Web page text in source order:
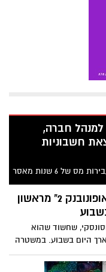
למנהל חברה,
חשבוניות
גזר דין חמור על עבירות מס של 6 שנות מאסר
וקנס בסך 1,250,000 שקלים על מנהל חברה,
פיקטיביות ובניכוי
מעצרו של ה"אופונובנק 2" מראשון
שחשוד שהוא
2" הוארך היום בשבוע. במשטרה
ביצע את מעשי השוד ורצח
לפי המשטרה הוא